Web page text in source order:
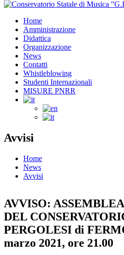
Home
Amministrazione
Didattica
Organizzazione
News
Contatti
Whistleblowing
Studenti Internazionali
MISURE PNRR
Avvisi
Home
News
Avvisi
AVVISO:
DEL
PERGOLESI di
marzo 2021, ore 21.00